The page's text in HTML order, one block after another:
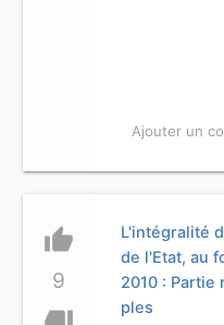
Ajouter un
thumb_up
9
L'intégralité
de l'Etat, au
2010 :
ples